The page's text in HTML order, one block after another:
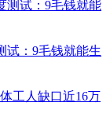
试：9毛钱就能生